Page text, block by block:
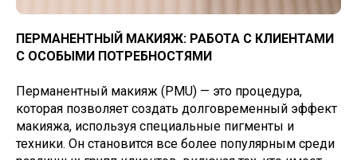
ПЕРМАНЕНТНЫЙ МАКИЯЖ: РАБОТА С КЛИЕНТАМИ
С ОСОБЫМИ ПОТРЕБНОСТЯМИ
Перманентный макияж (PMU) — это процедура,
которая позволяет создать долговременный эффект
макияжа, используя специальные пигменты и
техники. Он становится все более популярным среди